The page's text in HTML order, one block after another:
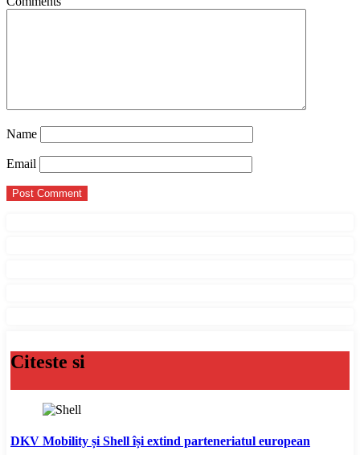
Name
Email
Citeste si
DKV Mobility și Shell își extind parteneriatul european